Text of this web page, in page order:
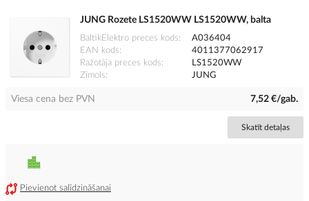
JUNG Rozete LS1520WW LS1520WW, balta
BaltikElektro preces kods
A036404
EAN kods
4011377062917
Ražotāja preces kods
LS1520WW
Zīmols
JUNG
Viesa cena bez PVN 7,52 €/gab.
Skatīt detaļas
Pievienot salīdzināšanai